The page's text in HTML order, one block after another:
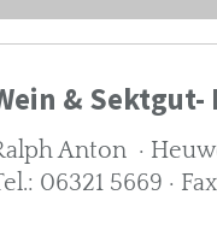
&
Anton ·
06321 5669 ·